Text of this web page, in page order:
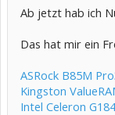
Ab jetzt hab ich
Das hat mir ein
ASRock B85M
Kingston
Intel Celeron